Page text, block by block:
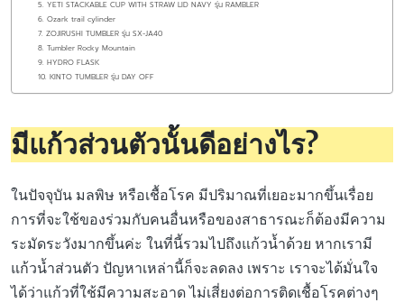
5. YETI STACKABLE CUP WITH STRAW LID NAVY รุ่น RAMBLER
6. Ozark trail cylinder
7. ZOJIRUSHI TUMBLER รุ่น SX-JA40
8. Tumbler Rocky Mountain
9. HYDRO FLASK
10. KINTO TUMBLER รุ่น DAY OFF
มีแก้วส่วนตัวนั้นดีอย่างไร?
ในปัจจุบัน มลพิษ หรือเชื้อโรค มีปริมาณที่เยอะมากขึ้นเรื่อย
การที่จะใช้ของร่วมกับคนอื่นหรือของสาธารณะก็ต้องมีความ
ระมัดระวังมากขึ้นค่ะ ในที่นี้รวมไปถึงแก้วน้ำด้วย หากเรามี
แก้วน้ำส่วนตัว ปัญหาเหล่านี้ก็จะลดลง เพราะ เราจะได้มั่นใจ
ได้ว่าแก้วที่ใช้มีความสะอาด ไม่เสี่ยงต่อการติดเชื้อโรคต่างๆ